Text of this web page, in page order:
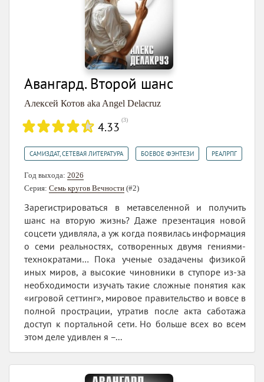
Авангард. Второй шанс
Алексей Котов aka Angel Delacruz
4.33 (3)
САМИЗДАТ, СЕТЕВАЯ ЛИТЕРАТУРА БОЕВОЕ ФЭНТЕЗИ РЕАЛРПГ
Год выхода: 2026
Серия: Семь кругов Вечности (#2)
Зарегистрироваться в метавселенной и получить
шанс на вторую жизнь? Даже презентация новой
соцсети удивляла, а уж когда появилась информация
о семи реальностях, сотворенных двумя гениями-
технократами… Пока ученые озадачены физикой
иных миров, а высокие чиновники в ступоре из-за
необходимости изучать такие сложные понятия как
«игровой сеттинг», мировое правительство и вовсе в
полной прострации, утратив после акта саботажа
доступ к портальной сети. Но больше всех во всем
этом деле удивлен я –...